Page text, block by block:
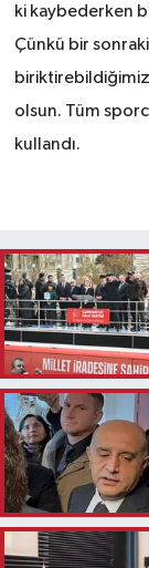
ki kaybederken
Çünkü bir
biriktirebildiğimiz
olsun. Tüm
kullandı.